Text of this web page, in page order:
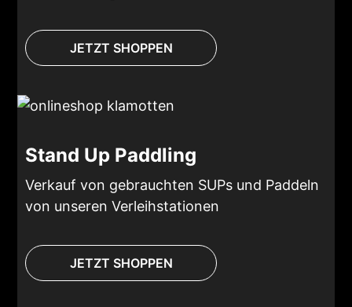
JETZT SHOPPEN
Stand Up Paddling
Verkauf von gebrauchten SUPs und Paddeln
von unseren Verleihstationen
JETZT SHOPPEN